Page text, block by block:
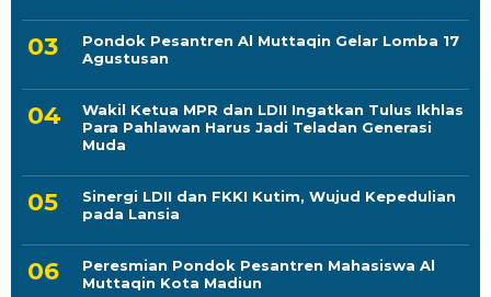
Pondok Pesantren Al Muttaqin Gelar Lomba 17
Agustusan
Wakil Ketua MPR dan LDII Ingatkan Tulus Ikhlas
Para Pahlawan Harus Jadi Teladan Generasi
Muda
Sinergi LDII dan FKKI Kutim, Wujud Kepedulian
pada Lansia
Peresmian Pondok Pesantren Mahasiswa Al
Muttaqin Kota Madiun